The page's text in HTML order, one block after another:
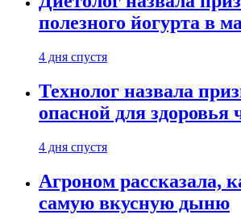
полезного йогурта в
4 дня спустя
Технолог назвала
опасной для здоровья
4 дня спустя
Агроном рассказала,
самую вкусную дыню